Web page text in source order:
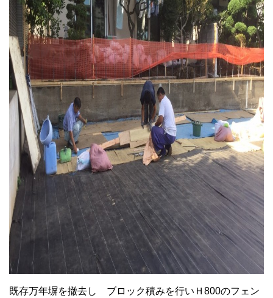
既存万年塀を撤去し ブロック積みを行いＨ800のフェン